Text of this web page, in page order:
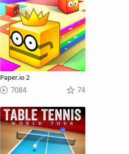
Paper.io 2
7084 74